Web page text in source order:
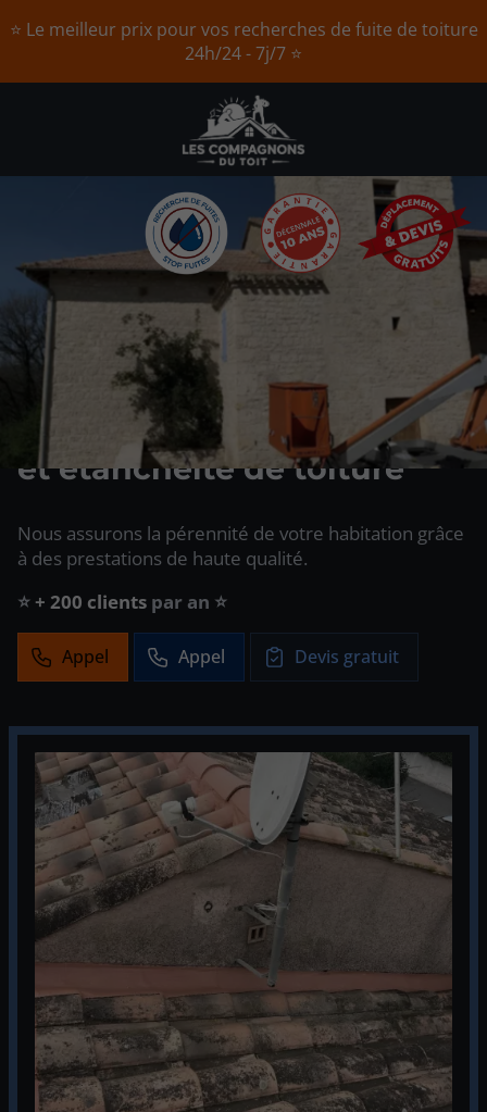
⭐ Le meilleur prix pour vos recherches de fuite de toiture
24h/24 - 7j/7 ⭐
INTERVENTION D'URGENCE 24H/24 7J/7
Votre expert en protection
et étanchéité de toiture
Nous assurons la pérennité de votre habitation grâce
à des prestations de haute qualité.
⭐ Interlocuteur unique ⭐
Appel Appel Devis gratuit